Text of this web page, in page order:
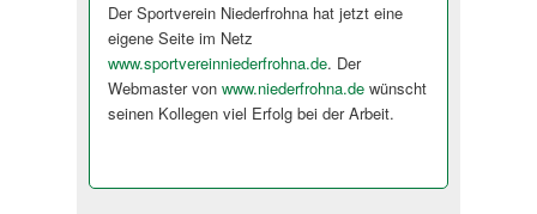
Der Sportverein Niederfrohna hat jetzt eine
eigene Seite im Netz
www.sportvereinniederfrohna.de. Der
Webmaster von www.niederfrohna.dewünscht
seinen Kollegen viel Erfolg bei der Arbeit.